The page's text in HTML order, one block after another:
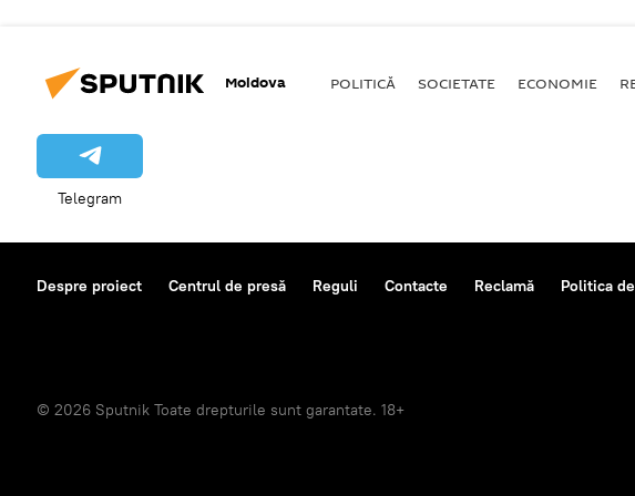
Moldova POLITICĂ SOCIETATE ECONOMIE
Telegram
Despre proiect Centrul de presă Reguli Contacte Reclamă Politica
© 2026 Sputnik Toate drepturile sunt garantate. 18+